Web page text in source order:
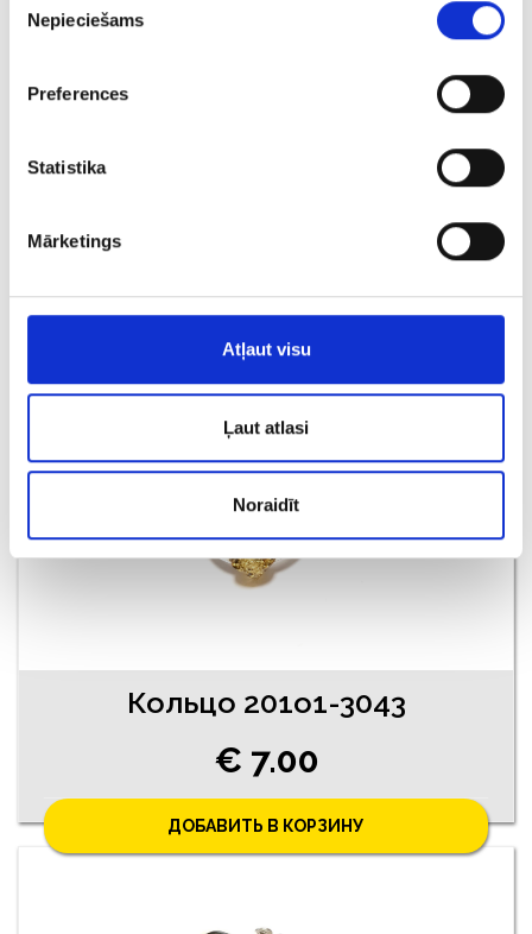
izvēle
Nepieciešams
Preferences
Statistika
Mārketings
Atļaut visu
Ļaut atlasi
Noraidīt
ДОБАВИТЬ В КОРЗИНУ
Кольцо 201o1-3043
€ 7.00
ДОБАВИТЬ В КОРЗИНУ